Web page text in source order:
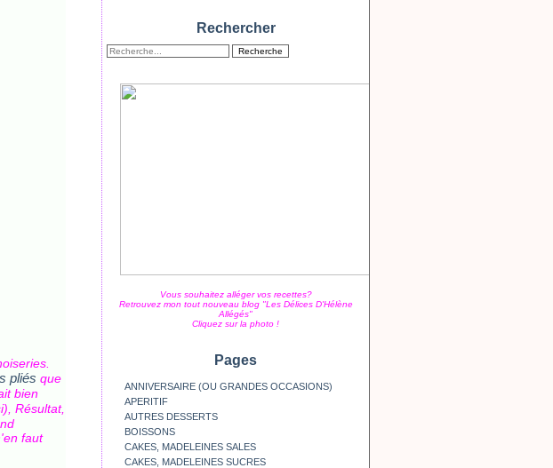
pliés que
bien
Résultat,
faut
Rechercher
Vous souhaitez alléger vos recettes?
Retrouvez mon tout nouveau blog "Les Délices D'Hélène
Allégés"
Cliquez sur la photo !
Pages
ANNIVERSAIRE (OU GRANDES OCCASIONS)
APERITIF
AUTRES DESSERTS
BOISSONS
CAKES, MADELEINES SALES
CAKES, MADELEINES SUCRES